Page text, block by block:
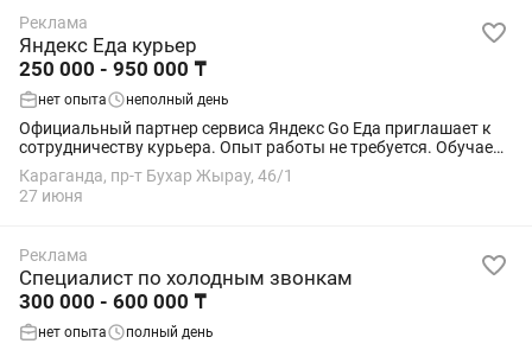
Реклама
Яндекс Еда курьер
250 000 - 950 000 ₸
нет опыта неполный день
Официальный партнер сервиса Яндекс Go Еда приглашает к
сотрудничеству курьера. Опыт работы не требуется. Обучаем,
выдаем инвентарь и выводим на линию в день обращения.
ДОХОД И ВЫПЛАТЫ: Мы предлагаем...
Караганда, пр-т Бухар Жырау, 46/1
27 июня
Реклама
Специалист по холодным звонкам
300 000 - 600 000 ₸
нет опыта полный день